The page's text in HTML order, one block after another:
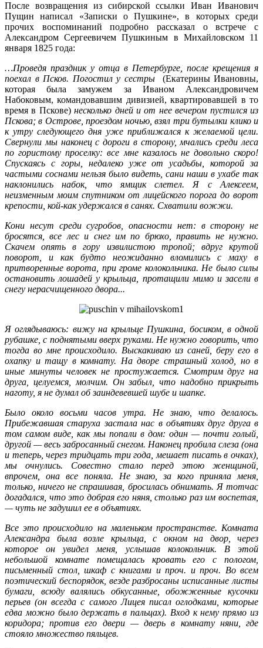
После возвращения из сибирской ссылки Иван Иванович
Пущин написал «Записки о Пушкине», в которых среди
прочих воспоминаний подробно рассказал о встрече с
Александром Сергеевичем Пушкиным в Михайловском 11
января 1825 года:
…Проведя праздник у отца в Петербурге, после крещения я
поехал в Псков. Погостил у сестры
(Екатерины Ивановны,
которая была замужем за Иваном Александровичем
Набоковым, командовавшим дивизией, квартировавшей в то
время в Пскове)несколько дней и от нее вечером пустился из
Пскова; в Острове, проездом ночью, взял три бутылки клико и
к утру следующего дня уже приближался к желаемой цели.
Свернули мы наконец с дороги в сторону, мчались среди леса
по гористому проселку: все мне казалось не довольно скоро!
Спускаясь с горы, недалеко уже от усадьбы, которой за
частыми соснами нельзя было видеть, сани наши в ухабе так
наклонились набок, что ямщик слетел. Я с Алексеем,
неизменным моим спутником от лицейского порога до ворот
крепости, кой-как удержался в санях. Схватили вожжи.
Кони несут среди сугробов, опасности нет: в сторону не
бросятся, все лес и снег им по брюхо, править не нужно.
Скачем опять в гору извилистою тропой; вдруг крутой
поворот, и как будто неожиданно вломились с маху в
притворенные ворота, при громе колокольчика. Не было силы
остановить лошадей у крыльца, протащили мимо и засели в
снегу нерасчищенного двора...
Я оглядываюсь: вижу на крыльце Пушкина, босиком, в одной
рубашке, с поднятыми вверх руками. Не нужно говорить, что
тогда во мне происходило. Выскакиваю из саней, беру его в
охапку и тащу в комнату. На дворе страшный холод, но в
иные минуты человек не простужается. Смотрим друг на
друга, целуемся, молчим. Он забыл, что надобно прикрыть
наготу, я не думал об заиндевевшей шубе и шапке.
Было около восьми часов утра. Не знаю, что делалось.
Прибежавшая старуха застала нас в объятиях друг друга в
том самом виде, как мы попали в дом: один — почти голый,
другой — весь забросанный снегом. Наконец пробила слеза (она
и теперь, через тридцать три года, мешает писать в очках),
мы очнулись. Совестно стало перед этою женщиной,
впрочем, она все поняла. Не знаю, за кого приняла меня,
только, ничего не спрашивая, бросилась обнимать. Я тотчас
догадался, что это добрая его няня, столько раз им воспетая,
— чуть не задушил ее в объятиях.
Все это происходило на маленьком пространстве. Комната
Александра была возле крыльца, с окном на двор, через
которое он увидел меня, услышав колокольчик. В этой
небольшой комнате помещалась кровать его с пологом,
письменный стол, шкаф с книгами и проч. и проч. Во всем
поэтический беспорядок, везде разбросаны исписанные листы
бумаги, всюду валялись обкусанные, обожженные кусочки
перьев (он всегда с самого Лицея писал оглодками, которые
едва можно было держать в пальцах). Вход к нему прямо из
коридора; против его двери — дверь в комнату няни, где
стояло множество пяльцев.